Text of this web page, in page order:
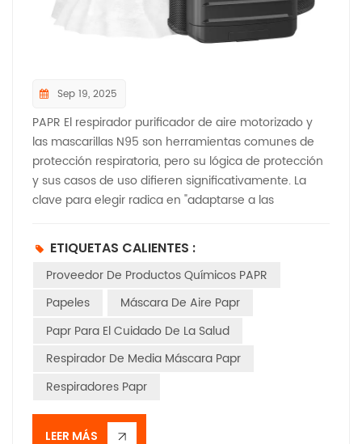
Sep 19, 2025
PAPR El respirador purificador de aire motorizado y
las mascarillas N95 son herramientas comunes de
protección respiratoria, pero su lógica de protección
y sus casos de uso difieren significativamente. La
clave para elegir radica en "adaptarse a las
protección: la mascarilla N95 es de "filtración pasiva":
utiliza filtros no tejidos para atrapar ≥95 % de
partículas no oleosas, gracias a la inhalación del
usuario (presión negativa). Su eficacia depende
espacios la hacen inutilizable. papeles, por el
contrario, es un "suministro de aire activo": una
máscara a presión positiva, sin necesidad de un
ajuste apretado, y evita que se filtren contaminantes
externos. Por su rendimiento y escenarios: N95 solo
ETIQUETAS CALIENTES :
Proveedor De Productos Químicos PAPR
Papeles
Máscara De Aire Papr
Papr Para El Cuidado De La Salud
Respirador De Media Máscara Papr
Respiradores Papr
LEER MÁS